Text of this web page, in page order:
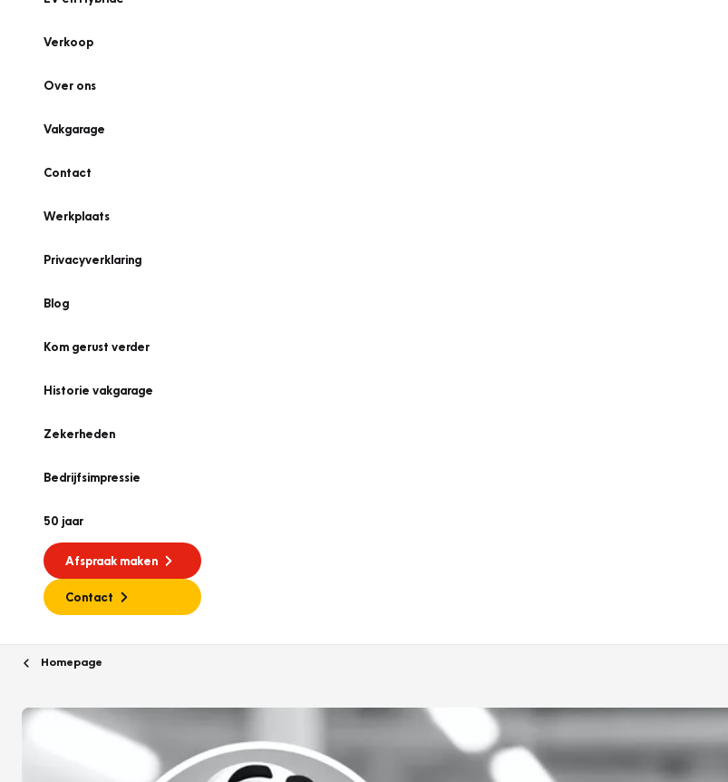
Verkoop
Over ons
Vakgarage
Contact
Werkplaats
Privacyverklaring
Blog
Kom gerust verder
Historie vakgarage
Zekerheden
Bedrijfsimpressie
50 jaar
Afspraak maken
Contact
Homepage